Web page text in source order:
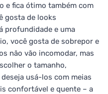
e fica ótimo também com
gosta de looks
profundidade e uma
você gosta de sobrepor e
não vão incomodar, mas
o tamanho,
usá-los com meias
confortável e quente – a